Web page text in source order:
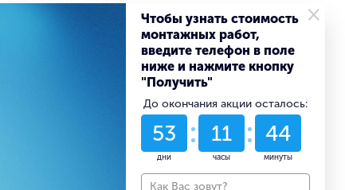
×
Чтобы узнать стоимость
монтажных работ,
введите телефон в поле
ниже и нажмите кнопку
"Получить"
До окончания акции осталось:
53
дни
11
часы
44
минуты